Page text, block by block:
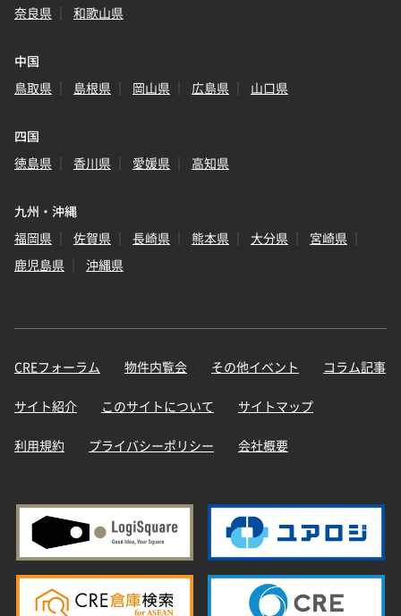
奈良県
和歌山県
中国
鳥取県
島根県 岡山県 広島県 山口県
四国
徳島県
香川県 愛媛県 高知県
九州・沖縄
福岡県
佐賀県 長崎県 熊本県 大分県
宮崎県
鹿児島県
沖縄県
CREフォーラム 物件内覧会 その他イベント コラム記事
サイト紹介 このサイトについて サイトマップ
利用規約 プライバシーポリシー 会社概要